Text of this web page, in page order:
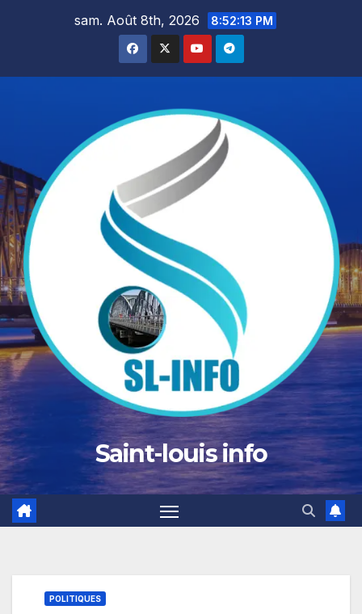
sam. Août 8th, 2026 8:52:14 PM
Saint-louis info
POLITIQUES